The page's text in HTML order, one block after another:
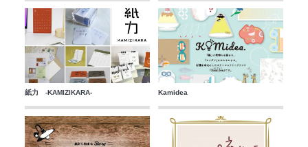
紙力 -KAMIZIKARA- Kamidea